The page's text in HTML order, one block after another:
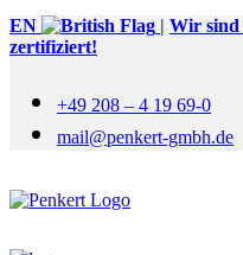
EN | Wir sind
zertifiziert!
+49 208 – 4 19 69-0
mail@penkert-gmbh.de